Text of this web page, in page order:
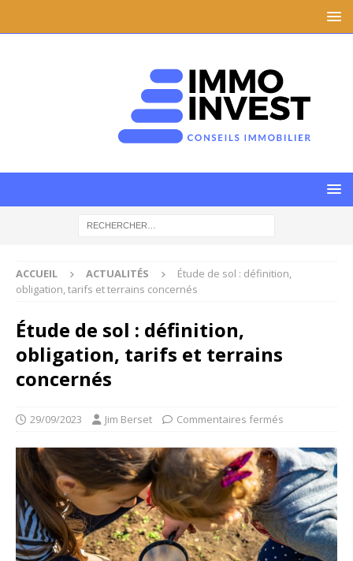
ACCUEIL ACTUALITÉS
Étude de sol : définition,
obligation, tarifs et terrains concernés
Étude de sol : définition,
obligation, tarifs et terrains
concernés
29/09/2023 Jim Berset Commentaires fermés